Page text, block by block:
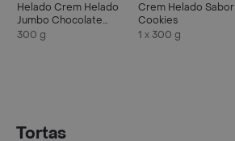
Helado Crem Helado
Jumbo Chocolate
Mani
300 g
Crem Helado Sabor
Cookies
1 x 300 g
Tortas